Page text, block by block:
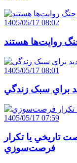
1405/05/17 08:02
روايت‌ها هستند
1405/05/17 08:01
براي سبک زندگي
1405/05/17 07:59
تاريخي يا تکرار
فرصت‌سوزي